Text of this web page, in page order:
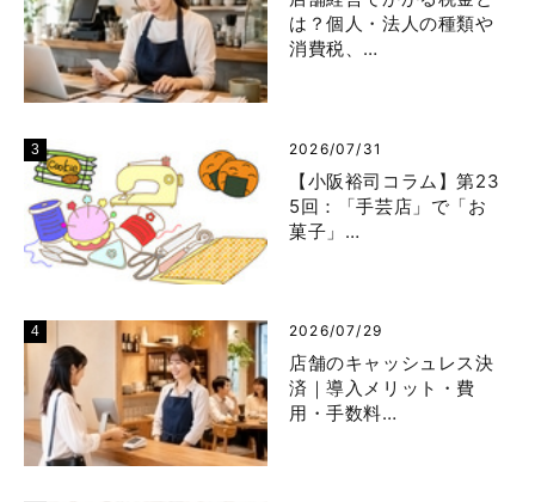
は？個人・法人の種類や
消費税、…
2026/07/31
【小阪裕司コラム】第23
5回：「手芸店」で「お
菓子」…
2026/07/29
店舗のキャッシュレス決
済｜導入メリット・費
用・手数料…